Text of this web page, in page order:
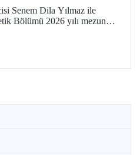
Senem Dila Yılmaz ile
Bölümü 2026 yılı mezunu
75’inci Lindau